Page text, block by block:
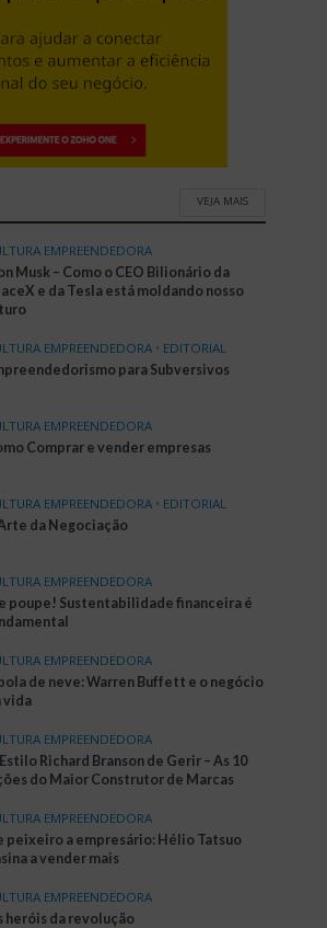
VEJA MAIS
EMPREENDEDORA
Musk – Como o CEO Bilionário da
e da Tesla está moldando nosso
EMPREENDEDORA • EDITORIAL
para Subversivos
EMPREENDEDORA
Comprar e vender empresas
EMPREENDEDORA • EDITORIAL
da Negociação
EMPREENDEDORA
poupe! Sustentabilidade financeira é
EMPREENDEDORA
de neve: Warren Buffett e o negócio
vida
EMPREENDEDORA
Richard Branson de Gerir – As 10
do Maior Construtor de Marcas
EMPREENDEDORA
peixeiro a empresário: Hélio Tatsuo
a vender mais
EMPREENDEDORA
heróis da revolução